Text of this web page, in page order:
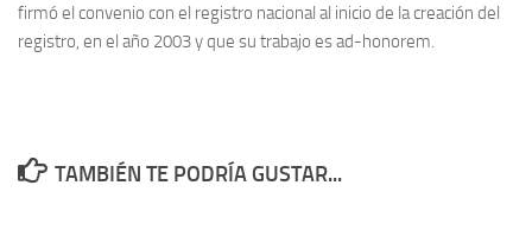
firmó el convenio con el registro nacional al inicio de la creación del
registro, en el año 2003 y que su trabajo es ad-honorem.
TAMBIÉN TE PODRÍA GUSTAR...